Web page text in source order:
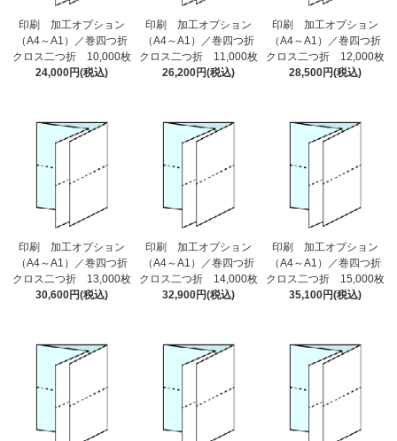
印刷 加工オプション
（A4～A1）／巻四つ折
クロス二つ折 10,000枚
24,000円(税込)
印刷 加工オプション
（A4～A1）／巻四つ折
クロス二つ折 11,000枚
26,200円(税込)
印刷 加工オプション
（A4～A1）／巻四つ折
クロス二つ折 12,000枚
28,500円(税込)
印刷 加工オプション
（A4～A1）／巻四つ折
クロス二つ折 13,000枚
30,600円(税込)
印刷 加工オプション
（A4～A1）／巻四つ折
クロス二つ折 14,000枚
32,900円(税込)
印刷 加工オプション
（A4～A1）／巻四つ折
クロス二つ折 15,000枚
35,100円(税込)